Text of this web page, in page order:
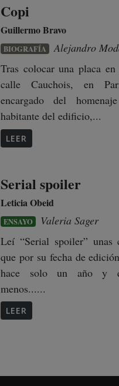
Copi
Guillermo Bravo
BIOGRAFÍA
Alejandro
Tras colocar una placa
calle Cauchois, en
encargado del
habitante del edificio,...
LEER
Serial spoiler
Leticia Obeid
ENSAYO
Valeria Sager
Leí “Serial spoiler” unas
que por su fecha de
hace solo un año y
menos......
LEER